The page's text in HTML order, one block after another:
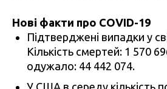
Нові факти про COVID-19
Підтверджені випадки у
Кількість смертей: 1 570
одужало: 44 442 074.
У США в середу кількість